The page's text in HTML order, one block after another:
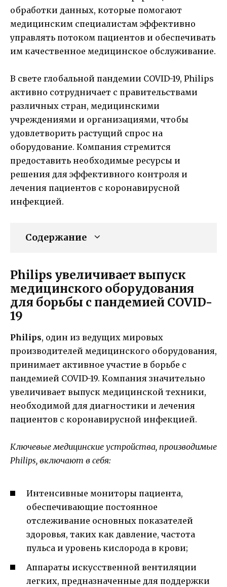
обработки данных, которые помогают
медицинским специалистам эффективно
управлять потоком пациентов и обеспечивать
им качественное медицинское обслуживание.
В свете глобальной пандемии COVID-19, Philips
активно сотрудничает с правительствами
различных стран, медицинскими
учреждениями и организациями, чтобы
удовлетворить растущий спрос на
оборудование. Компания стремится
предоставить необходимые ресурсы и
решения для эффективного контроля и
лечения пациентов с коронавирусной
инфекцией.
Содержание
Philips увеличивает выпуск
медицинского оборудования
для борьбы с пандемией COVID-
19
Philips, один из ведущих мировых
производителей медицинского оборудования,
принимает активное участие в борьбе с
пандемией COVID-19. Компания значительно
увеличивает выпуск медицинской техники,
необходимой для диагностики и лечения
пациентов с коронавирусной инфекцией.
Ключевые медицинские устройства, производимые
Philips, включают в себя:
Интенсивные мониторы пациента,
обеспечивающие постоянное
отслеживание основных показателей
здоровья, таких как давление, частота
пульса и уровень кислорода в крови;
Аппараты искусственной вентиляции
легких, предназначенные для поддержки